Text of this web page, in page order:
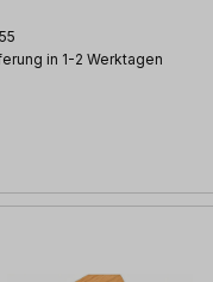
in 1-2 Werktagen